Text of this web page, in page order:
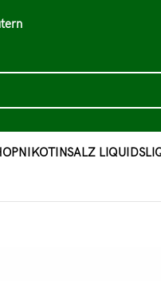
NIKOTINSALZ LIQUIDS